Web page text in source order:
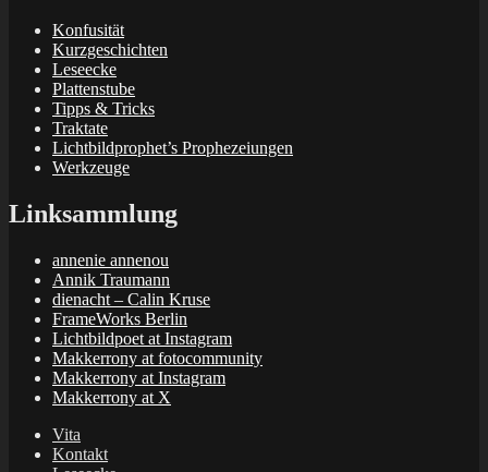
Konfusität
Kurzgeschichten
Leseecke
Plattenstube
Tipps & Tricks
Traktate
Lichtbildprophet’s Prophezeiungen
Werkzeuge
Linksammlung
annenie annenou
Annik Traumann
dienacht – Calin Kruse
FrameWorks Berlin
Lichtbildpoet at Instagram
Makkerrony at fotocommunity
Makkerrony at Instagram
Makkerrony at X
Vita
Kontakt